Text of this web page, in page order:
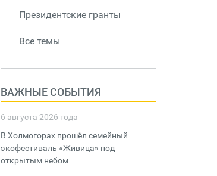
Президентские гранты
Все темы
ВАЖНЫЕ СОБЫТИЯ
6 августа 2026 года
В Холмогорах прошёл семейный
экофестиваль «Живица» под
открытым небом